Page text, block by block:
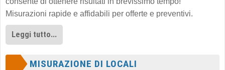
Misurazioni rapide e affidabili per offerte e preventivi.
Leggi tutto...
MISURAZIONE DI LOCALI